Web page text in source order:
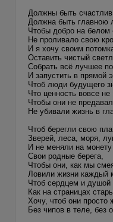
Должны быть
Должна быть главною
Чтобы добро на белом
Не проливало свою
И я хочу своим
Оставить чистый
Собрать всё лучшее
И запустить в прямой
Чтоб люди будущего
Что ценность вовсе не
Чтобы они не
Не убивали жизнь в
Чтоб берегли свою
Зверей, леса, моря,
И не меняли на монету
Свои родные берега,
Чтобы они, как мы
Ловили жизни каждый
Чтоб сердцем и душой
Как на страницах
Хочу, чтоб они просто
Без чипов в теле, без